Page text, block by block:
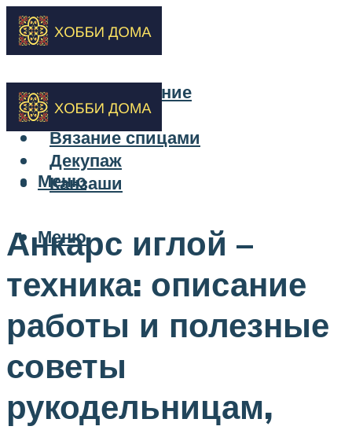
Бисероплетение
Вышивка
Вязание спицами
Декупаж
Канзаши
Меню
Меню
Анкарс иглой –
техника: описание
работы и полезные
советы
рукодельницам,